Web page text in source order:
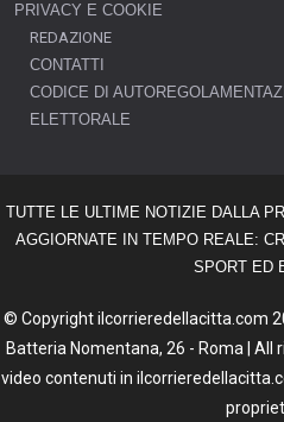
PRIVACY E COOKIE
REDAZIONE
CONTATTI
CODICE DI
ELETTORALE
TUTTE LE ULTIME NOTIZIE DALLA
AGGIORNATE IN TEMPO REALE:
SPORT ED
© Copyright ilcorrieredellacitta.com
Batteria Nomentana, 26 - Roma | All
video contenuti in